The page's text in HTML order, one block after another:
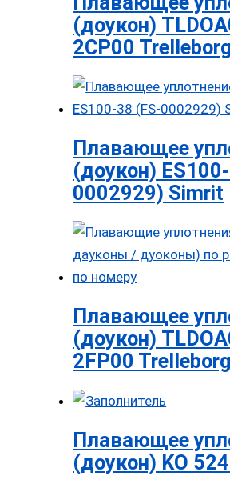
(доукон)
2CP00 Trelleborg
Плавающее
(доукон)
0002929) Simrit
Плавающее
(доукон)
2FP00 Trelleborg
Плавающее
(доукон) KO